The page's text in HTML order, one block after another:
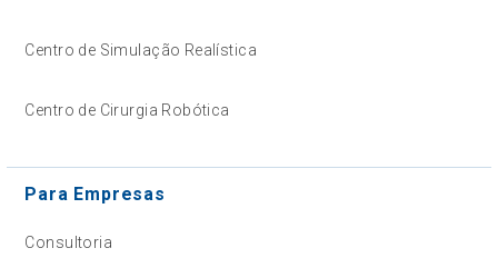
Centro de Simulação Realística
Centro de Cirurgia Robótica
Para Empresas
Consultoria